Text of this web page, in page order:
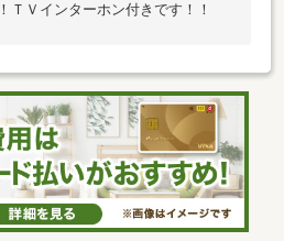
ＴＶインターホン付きです！！